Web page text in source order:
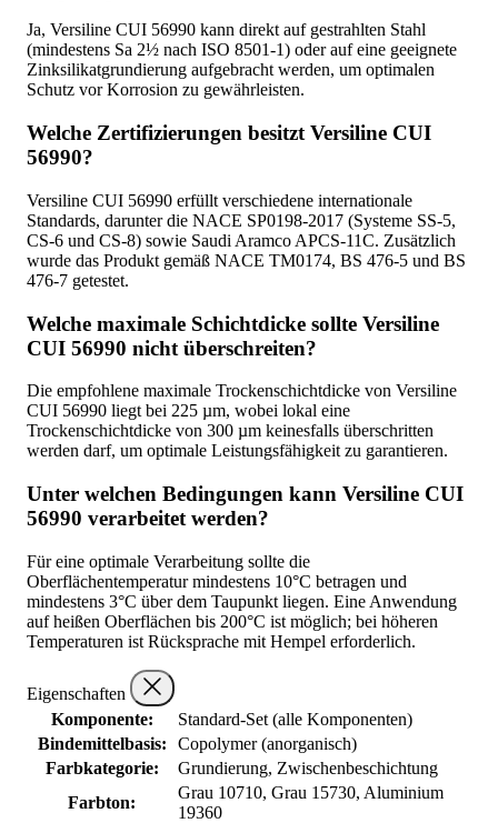
Ja, Versiline CUI 56990 kann direkt auf gestrahlten Stahl
(mindestens Sa 2½ nach ISO 8501-1) oder auf eine geeignete
Zinksilikatgrundierung aufgebracht werden, um optimalen
Schutz vor Korrosion zu gewährleisten.
Welche Zertifizierungen besitzt Versiline CUI
56990?
Versiline CUI 56990 erfüllt verschiedene internationale
Standards, darunter die NACE SP0198-2017 (Systeme SS-5,
CS-6 und CS-8) sowie Saudi Aramco APCS-11C. Zusätzlich
wurde das Produkt gemäß NACE TM0174, BS 476-5 und BS
476-7 getestet.
Welche maximale Schichtdicke sollte Versiline
CUI 56990 nicht überschreiten?
Die empfohlene maximale Trockenschichtdicke von Versiline
CUI 56990 liegt bei 225 µm, wobei lokal eine
Trockenschichtdicke von 300 µm keinesfalls überschritten
werden darf, um optimale Leistungsfähigkeit zu garantieren.
Unter welchen Bedingungen kann Versiline CUI
56990 verarbeitet werden?
Für eine optimale Verarbeitung sollte die
Oberflächentemperatur mindestens 10°C betragen und
mindestens 3°C über dem Taupunkt liegen. Eine Anwendung
auf heißen Oberflächen bis 200°C ist möglich; bei höheren
Temperaturen ist Rücksprache mit Hempel erforderlich.
Eigenschaften
Komponente:
Standard-Set (alle Komponenten)
Bindemittelbasis:
Copolymer (anorganisch)
Farbkategorie:
Grundierung, Zwischenbeschichtung
Farbton:
Grau 10710, Grau 15730, Aluminium
19360